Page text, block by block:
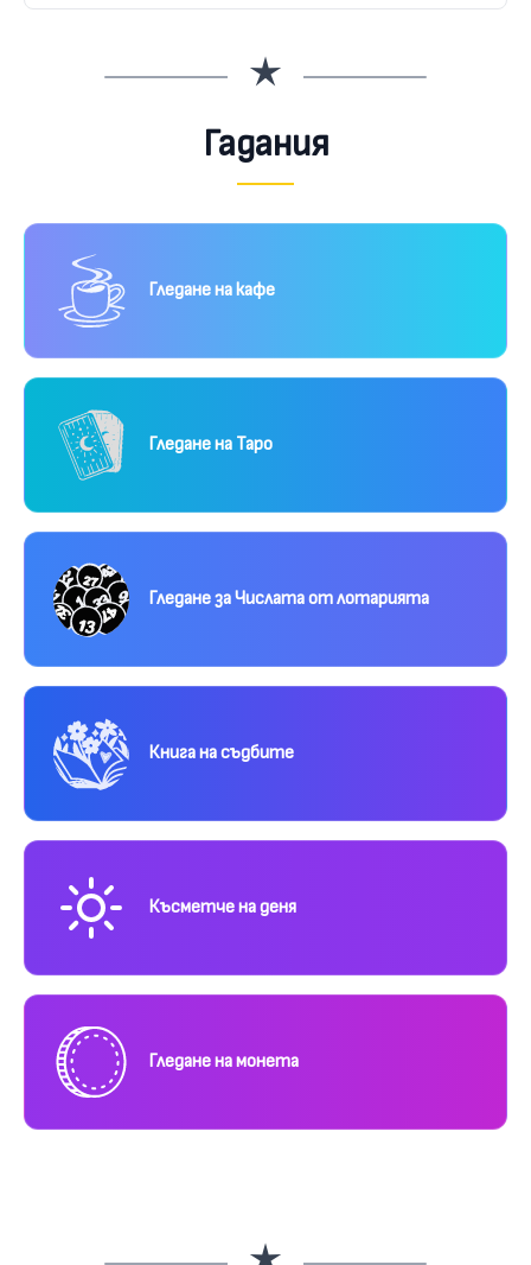
Гадания
Гледане на кафе
Гледане на Таро
Гледане за Числата от лотарията
Книга на съдбите
Късметче на деня
Гледане на монета